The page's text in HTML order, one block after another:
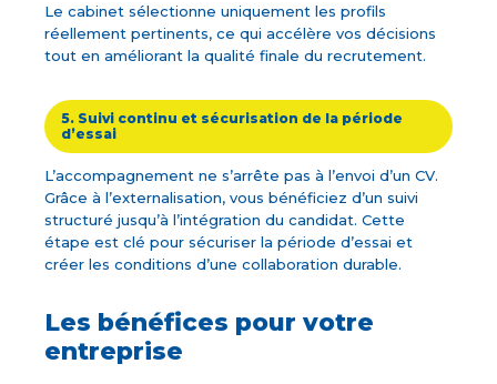
Le cabinet sélectionne uniquement les profils
réellement pertinents, ce qui accélère vos décisions
tout en améliorant la qualité finale du recrutement.
5. Suivi continu et sécurisation de la période
d’essai
L’accompagnement ne s’arrête pas à l’envoi d’un CV.
Grâce à l’externalisation, vous bénéficiez d’un suivi
structuré jusqu’à l’intégration du candidat. Cette
étape est clé pour sécuriser la période d’essai et
créer les conditions d’une collaboration durable.
Les bénéfices pour votre
entreprise